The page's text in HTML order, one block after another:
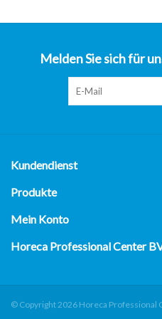
Melden Sie sich für
Kundendienst
Produkte
Mein Konto
Horeca Professional Center
© Copyright 2026 Horeca Professional